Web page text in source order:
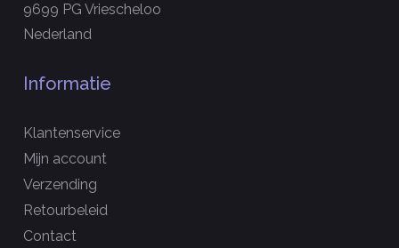
9699 PG Vriescheloo
Nederland
Informatie
Klantenservice
Mijn account
Verzending
Retourbeleid
Contact